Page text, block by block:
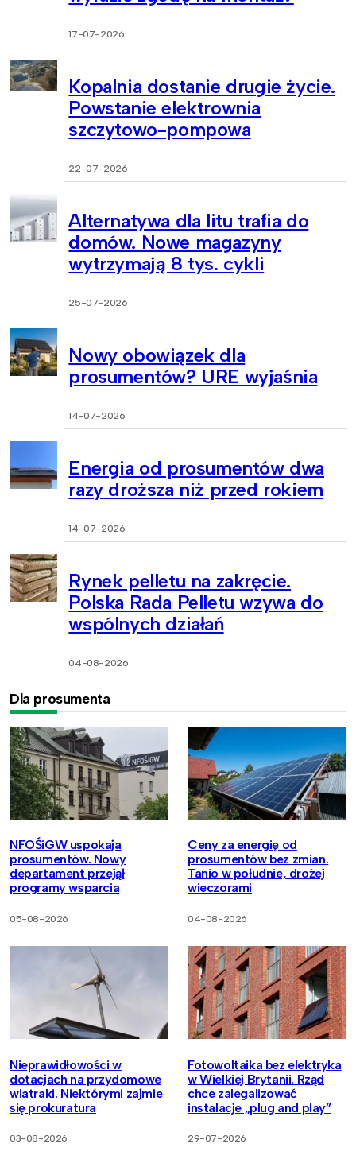
17-07-2026
Kopalnia dostanie drugie życie.
Powstanie elektrownia
szczytowo-pompowa
22-07-2026
Alternatywa dla litu trafia do
domów. Nowe magazyny
wytrzymają 8 tys. cykli
25-07-2026
Nowy obowiązek dla
prosumentów? URE wyjaśnia
14-07-2026
Energia od prosumentów dwa
razy droższa niż przed rokiem
14-07-2026
Rynek pelletu na zakręcie.
Polska Rada Pelletu wzywa do
wspólnych działań
04-08-2026
Dla prosumenta
NFOŚiGW uspokaja
prosumentów. Nowy
departament przejął
programy wsparcia
05-08-2026
Ceny za energię od
prosumentów bez zmian.
Tanio w południe, drożej
wieczorami
04-08-2026
Nieprawidłowości w
dotacjach na przydomowe
wiatraki. Niektórymi zajmie
się prokuratura
03-08-2026
Fotowoltaika bez elektryka
w Wielkiej Brytanii. Rząd
chce zalegalizować
instalacje „plug and play”
29-07-2026